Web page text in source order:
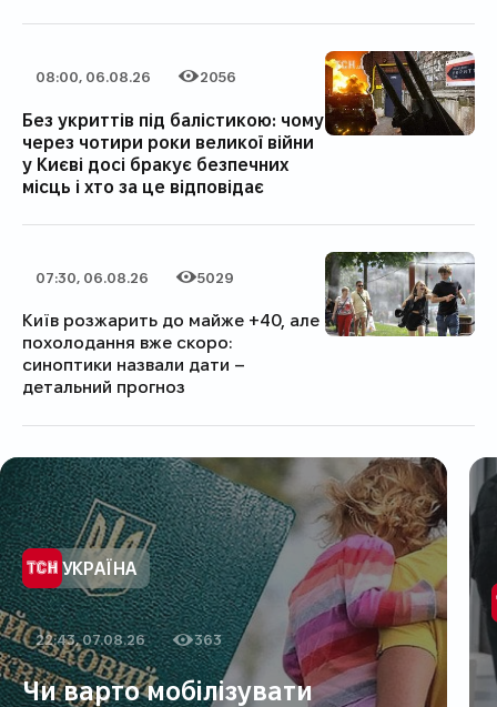
Дата публікації
08:00, 06.08.26
Категорія
Кількість переглядів
2056
Без укриттів під балістикою: чому
через чотири роки великої війни
у Києві досі бракує безпечних
місць і хто за це відповідає
Дата публікації
07:30, 06.08.26
Категорія
Кількість переглядів
5029
Київ розжарить до майже +40, але
похолодання вже скоро:
синоптики назвали дати –
детальний прогноз
Категорія
УКРAЇНA
Дата публікації
22:43, 07.08.26
Кількість переглядів
363
Чи варто мобілізувати